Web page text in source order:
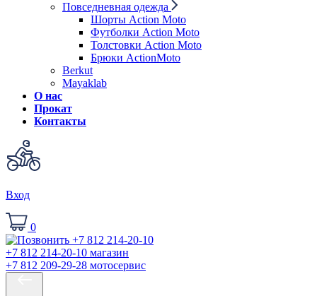
Повседневная одежда
Шорты Action Moto
Футболки Action Moto
Толстовки Action Moto
Брюки ActionMoto
Berkut
Mayaklab
О нас
Прокат
Контакты
Вход
0
+7 812 214-20-10 магазин
+7 812 209-29-28 мотосервис